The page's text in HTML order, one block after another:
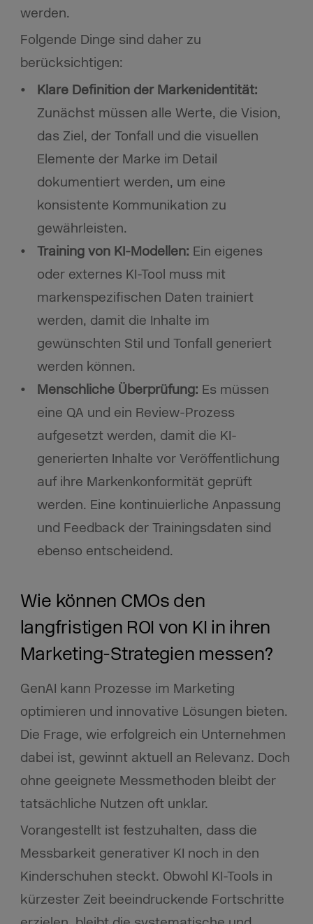
werden.
Folgende Dinge sind daher zu
berücksichtigen:
Klare Definition der Markenidentität:
Zunächst müssen alle Werte, die Vision,
das Ziel, der Tonfall und die visuellen
Elemente der Marke im Detail
dokumentiert werden, um eine
konsistente Kommunikation zu
gewährleisten.
Training von KI-Modellen: Ein eigenes
oder externes KI-Tool muss mit
markenspezifischen Daten trainiert
werden, damit die Inhalte im
gewünschten Stil und Tonfall generiert
werden können.
Menschliche Überprüfung: Es müssen
eine QA und ein Review-Prozess
aufgesetzt werden, damit die KI-
generierten Inhalte vor Veröffentlichung
auf ihre Markenkonformität geprüft
werden. Eine kontinuierliche Anpassung
und Feedback der Trainingsdaten sind
ebenso entscheidend.
Wie können CMOs den
langfristigen ROI von KI in ihren
Marketing-Strategien messen?
GenAI kann Prozesse im Marketing
optimieren und innovative Lösungen bieten.
Die Frage, wie erfolgreich ein Unternehmen
dabei ist, gewinnt aktuell an Relevanz. Doch
ohne geeignete Messmethoden bleibt der
tatsächliche Nutzen oft unklar.
Vorangestellt ist festzuhalten, dass die
Messbarkeit generativer KI noch in den
Kinderschuhen steckt. Obwohl KI-Tools in
kürzester Zeit beeindruckende Fortschritte